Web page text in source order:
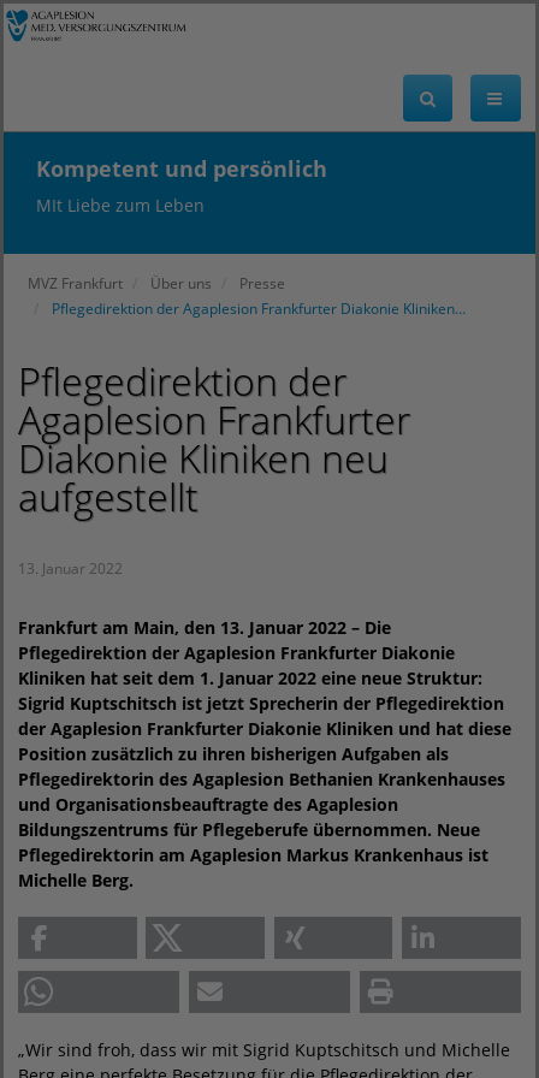
Kompetent und persönlich
MIt Liebe zum Leben
MVZ Frankfurt Über uns
Presse
Pflegedirektion der Agaplesion Frankfurter Diakonie Kliniken…
Pflegedirektion der
Agaplesion Frankfurter
Diakonie Kliniken neu
aufgestellt
13. Januar 2022
Frankfurt am Main, den 13. Januar 2022 – Die
Pflegedirektion der Agaplesion Frankfurter Diakonie
Kliniken hat seit dem 1. Januar 2022 eine neue Struktur:
Sigrid Kuptschitsch ist jetzt Sprecherin der Pflegedirektion
der Agaplesion Frankfurter Diakonie Kliniken und hat diese
Position zusätzlich zu ihren bisherigen Aufgaben als
Pflegedirektorin des Agaplesion Bethanien Krankenhauses
und Organisationsbeauftragte des Agaplesion
Bildungszentrums für Pflegeberufe übernommen. Neue
Pflegedirektorin am Agaplesion Markus Krankenhaus ist
Michelle Berg.
„Wir sind froh, dass wir mit Sigrid Kuptschitsch und Michelle